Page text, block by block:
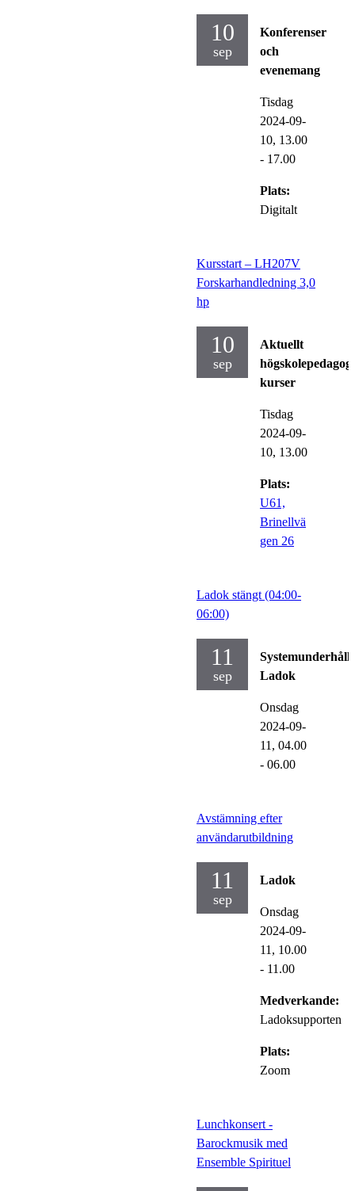
10
sep
Konferenser
och
evenemang
Tisdag
2024-09-
10, 13.00
- 17.00
Plats:
Digitalt
Kursstart – LH207V
Forskarhandledning 3,0
hp
10
sep
Aktuellt
kurser
Tisdag
2024-09-
10, 13.00
Plats:
U61,
Brinellvä
gen 26
Ladok stängt (04:00-
06:00)
11
sep
Systemunderhåll
Ladok
Onsdag
2024-09-
11, 04.00
- 06.00
Avstämning efter
användarutbildning
11
sep
Ladok
Onsdag
2024-09-
11, 10.00
- 11.00
Medverkande:
Ladoksupporten
Plats:
Zoom
Lunchkonsert -
Barockmusik med
Ensemble Spirituel